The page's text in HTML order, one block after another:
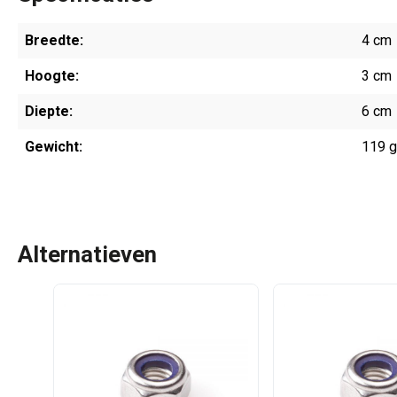
Breedte: 4 cm
Hoogte: 3 cm
Diepte: 6 cm
Gewicht: 119
Alternatieven